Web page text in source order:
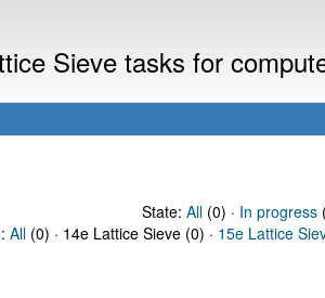
Sieve tasks for
State: All(0) · In progress
All (0) · 14e Lattice Sieve (0) · 15e Lattice